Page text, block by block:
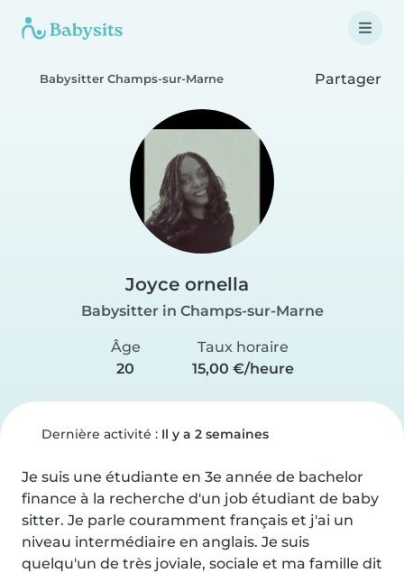
Babysitter Champs-sur-Marne Partager
Joyce ornella
Babysitter in Champs-sur-Marne
Âge
20
Taux horaire
15,00 €/heure
Dernière activité : Il y a 2 semaines
Je suis une étudiante en 3e année de bachelor
finance à la recherche d'un job étudiant de baby
sitter. Je parle couramment français et j'ai un
niveau intermédiaire en anglais. Je suis
quelqu'un de très joviale, sociale et ma famille dit